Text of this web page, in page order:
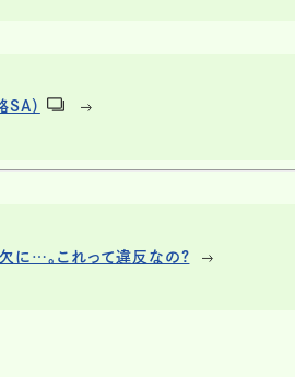
SA）
に…。これって違反なの?